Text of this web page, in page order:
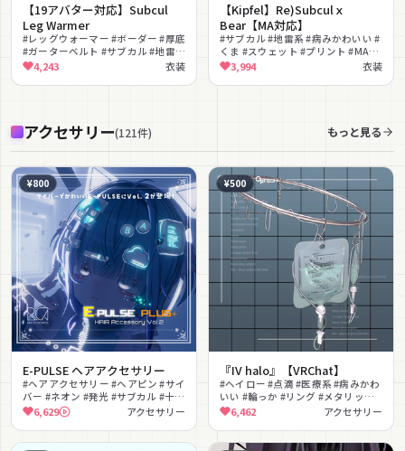
【19アバター対応】Subcul
Leg Warmer
#レッグウォーマー #ボーダー #厚底
#ガーターベルト #サブカル #地雷系
#ストリート #ダーク #ベルト
4,243 衣装
【Kipfel】Re)Subculｘ
Bear【MA対応】
#サブカル #地雷系 #病みかわいい #
くま #スウェット #プリント #MA対
応 #lilToon対応 #黒基調 #ニーハイ
3,994 衣装
アクセサリー(121件) もっと見る
¥800
E-PULSE ヘアアクセサリー
#ヘアアクセサリー #ヘアピン #サイ
バー #ネオン #発光 #サブカル #十字
架 #天使界隈 #クリアパーツ #色変
更可能
6,629 アクセサリー
¥500
『IV halo』【VRChat】
#ヘイロー #点滴 #医療系 #病みかわ
いい #輪っか #リング #メタリック #
色変更可能 #地雷系 #サブカル
6,462 アクセサリー